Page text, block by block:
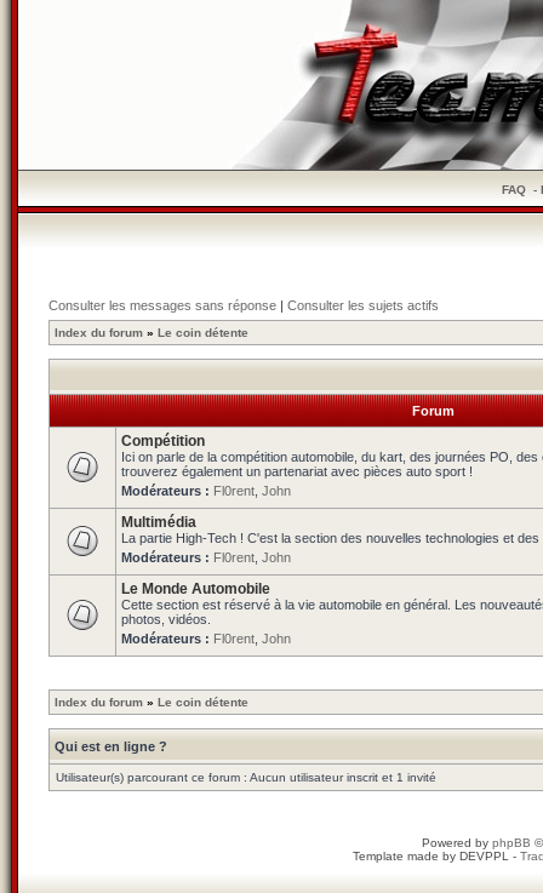
FAQ-
Consulter les messages sans réponse | Consulter les sujets actifs
Index du forum » Le coin détente
Forum
Compétition
Ici on parle de la compétition automobile, du kart, des journées PO,
trouverez également un partenariat avec pièces auto sport !
Modérateurs : Fl0rent John
Multimédia
La partie High-Tech ! C'est la section des nouvelles technologies et
Modérateurs : Fl0rent John
Le Monde Automobile
Cette section est réservé à la vie automobile en général. Les
photos, vidéos.
Modérateurs : Fl0rent John
Index du forum » Le coin détente
Qui est en ligne ?
Utilisateur(s) parcourant ce forum : Aucun utilisateur inscrit et 1 invité
Powered by phpBB
Template made by DEVPPL -